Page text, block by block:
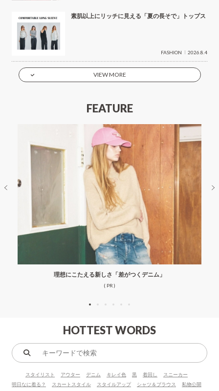
素肌以上にリッチに見える「夏の長そで」トップス
FASHION 2026.8.4
VIEW MORE
FEATURE
理想にこたえる新しさ「差がつくデニム」
( PR )
HOTTEST WORDS
キ
ワ
ー
スタイリスト アウター デニム キレイ色 黒 着回し
スニーカー
明日なに着る？
スカートスタイル スタイルアップ シャツ＆ブラウス
私物公開